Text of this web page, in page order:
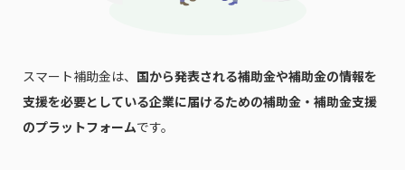
スマート補助金は、 国から発表される補助金や補助金の情報を
支援を必要としている企業に届けるための補助金・補助金支援
のプラットフォームです。